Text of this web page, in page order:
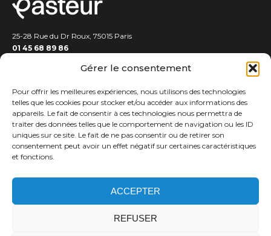
Gérer le consentement
Pour offrir les meilleures expériences, nous utilisons des technologies
telles que les cookies pour stocker et/ou accéder aux informations des
appareils. Le fait de consentir à ces technologies nous permettra de
traiter des données telles que le comportement de navigation ou les ID
uniques sur ce site. Le fait de ne pas consentir ou de retirer son
consentement peut avoir un effet négatif sur certaines caractéristiques
et fonctions.
ACCEPTER
REFUSER
25-28 Rue du Dr Roux, 75015 Paris
01 45 68 89 86
EXPERTS
PUBLICATIONS
PODCASTS